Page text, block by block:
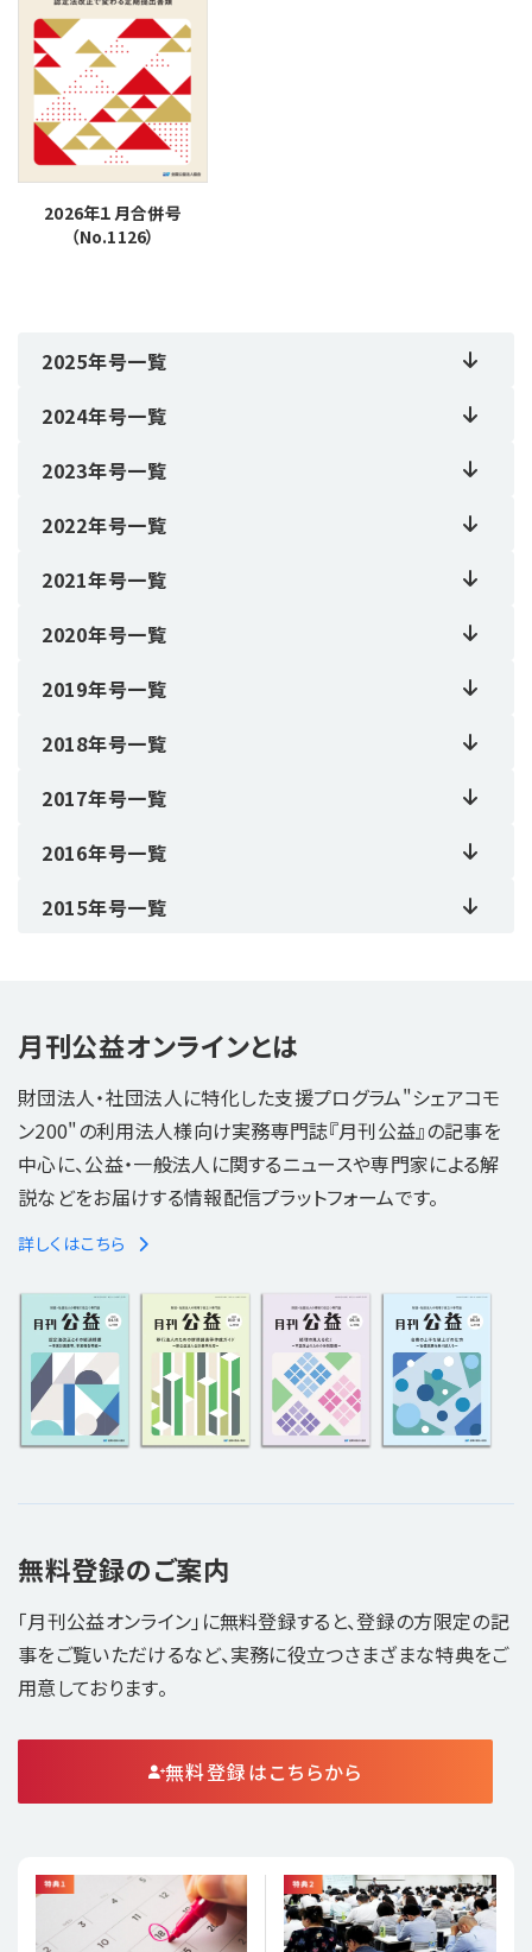
2026年１月合併号
（No.1126）
2025年号一覧
2024年号一覧
2023年号一覧
2022年号一覧
2021年号一覧
2020年号一覧
2019年号一覧
2018年号一覧
2017年号一覧
2016年号一覧
2015年号一覧
月刊公益オンラインとは
財団法人・社団法人に特化した支援プログラム"シェアコモ
ン200"の利用法人様向け実務専門誌『月刊公益』の記事を
中心に、公益・一般法人に関するニュースや専門家による解
説などをお届けする情報配信プラットフォームです。
詳しくはこちら
無料登録のご案内
「月刊公益オンライン」に無料登録すると、登録の方限定の記
事をご覧いただけるなど、実務に役立つさまざまな特典をご
用意しております。
無料登録はこちらから